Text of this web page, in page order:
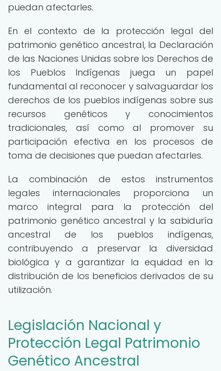
puedan afectarles.
En el contexto de la protección legal del
patrimonio genético ancestral, la Declaración
de las Naciones Unidas sobre los Derechos de
los Pueblos Indígenas juega un papel
fundamental al reconocer y salvaguardar los
derechos de los pueblos indígenas sobre sus
recursos genéticos y conocimientos
tradicionales, así como al promover su
participación efectiva en los procesos de
toma de decisiones que puedan afectarles.
La combinación de estos instrumentos
legales internacionales proporciona un
marco integral para la protección del
patrimonio genético ancestral y la sabiduría
ancestral de los pueblos indígenas,
contribuyendo a preservar la diversidad
biológica y a garantizar la equidad en la
distribución de los beneficios derivados de su
utilización.
Legislación Nacional y
Protección Legal Patrimonio
Genético Ancestral